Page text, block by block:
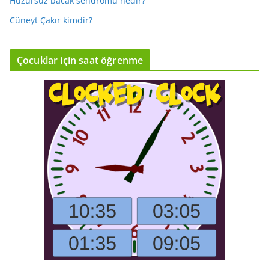
Cüneyt Çakır kimdir?
Çocuklar için saat öğrenme